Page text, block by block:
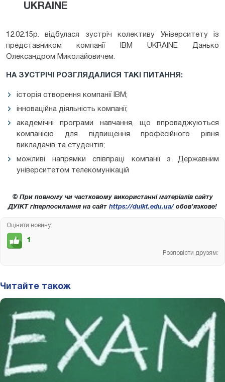
UKRAINE
12.02.15р. відбулася зустріч колективу Університету із
представником компанії IBM UKRAINE Данько
Олександром Миколайовичем.
НА ЗУСТРІЧІ РОЗГЛЯДАЛИСЯ ТАКІ ПИТАННЯ:
історія створення компанії IBM;
інноваційна діяльність компанії;
академічні програми навчання, що впроваджуються
компанією для підвищення професійного рівня
викладачів та студентів;
можливі напрямки співпраці компанії з Державним
університетом телекомунікацій
© При повному чи частковому використанні матеріалів сайту
ДУІКТ гіперпосилання на сайт https://duikt.edu.ua/обов'язкове!
Оцінити новину:
1
Розповісти друзям:
Читайте також